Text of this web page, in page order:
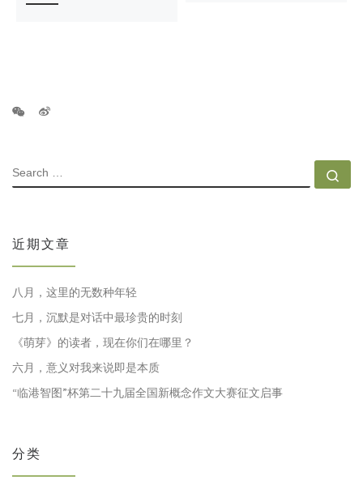
SEARCH
近期文章
八月，这里的无数种年轻
七月，沉默是对话中最珍贵的时刻
《萌芽》的读者，现在你们在哪里？
六月，意义对我来说即是本质
“临港智图”杯第二十九届全国新概念作文大赛征文启事
分类